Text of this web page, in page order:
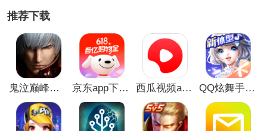
推荐下载
鬼泣巅峰之战最新破解版 京东app下载安装 西瓜视频app安卓版 QQ炫舞手游破解版